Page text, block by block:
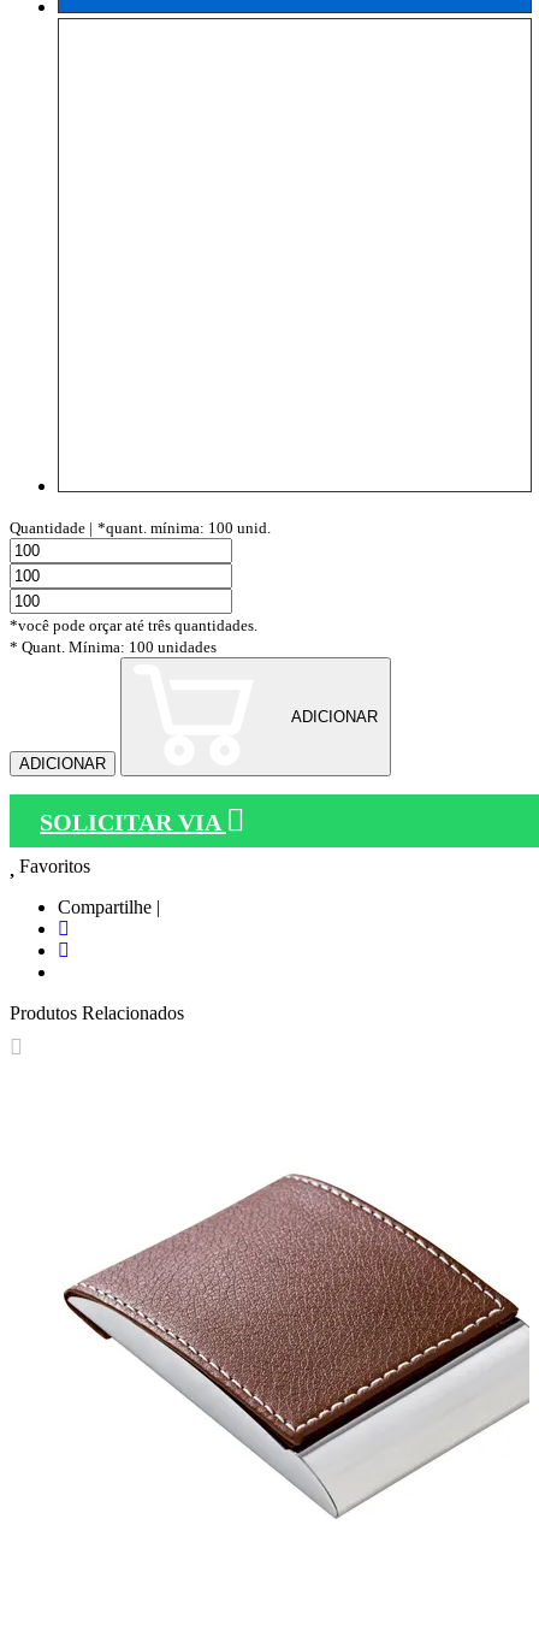
Quantidade | *quant. mínima: 100 unid.
*você pode orçar até três quantidades.
* Quant. Mínima: 100 unidades
ADICIONAR
ADICIONAR
SOLICITAR VIA
Favoritos
Compartilhe |
Produtos Relacionados